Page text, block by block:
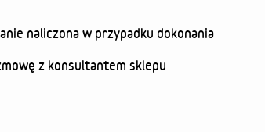
naliczona w przypadku dokonania
z konsultantem sklepu